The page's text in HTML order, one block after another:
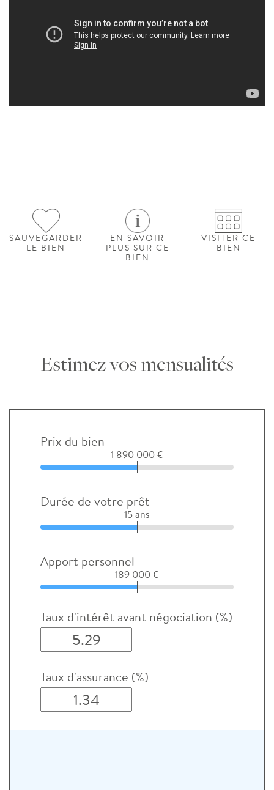
SAUVEGARDER
LE BIEN
EN SAVOIR
PLUS SUR CE
BIEN
VISITER CE
BIEN
Estimez vos mensualités
Prix du bien
1 890 000 €
Durée de votre prêt
15 ans
Apport personnel
189 000 €
Taux d'intérêt avant négociation (%)
Taux d'assurance (%)